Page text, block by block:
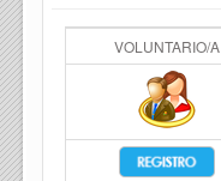
VOLUNTARIO/A